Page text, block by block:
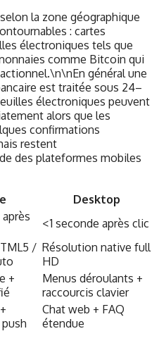
la zone géographique
: cartes
électroniques tels que
comme Bitcoin qui
général une
est traitée sous 24–
électroniques peuvent
alors que les
confirmations
restent
des plateformes mobiles
Desktop
après
< 1 seconde après clic
/ Résolution native full
HD
+
Menus déroulants +
raccourcis clavier
Chat web + FAQ
étendue